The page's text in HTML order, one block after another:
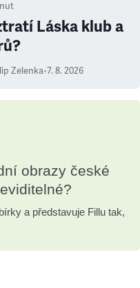
Láska klub a
Zelenka•7. 8. 2026
obrazy české
a představuje Fillu tak,